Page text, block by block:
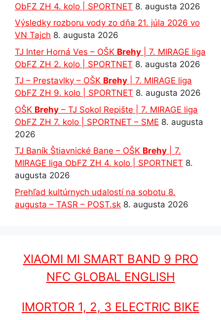
ObFZ ZH 4. kolo | SPORTNET 8. augusta 2026
Výsledky rozboru vody zo dňa 21. júla 2026 vo
VN Tajch 8. augusta 2026
TJ Inter Horná Ves – OŠK Brehy | 7. MIRAGE liga
ObFZ ZH 2. kolo | SPORTNET 8. augusta 2026
TJ – Prestavlky – OŠK Brehy | 7. MIRAGE liga
ObFZ ZH 9. kolo | SPORTNET 8. augusta 2026
OŠK Brehy – TJ Sokol Repište | 7. MIRAGE liga
ObFZ ZH 7. kolo | SPORTNET – SME 8. augusta
2026
TJ Baník Štiavnické Bane – OŠK Brehy | 7.
MIRAGE liga ObFZ ZH 4. kolo | SPORTNET 8.
augusta 2026
Prehľad kultúrnych udalostí na sobotu 8.
augusta – TASR – POST.sk 8. augusta 2026
XIAOMI MI SMART BAND 9 PRO
NFC GLOBAL ENGLISH
IMORTOR 1, 2, 3 ELECTRIC BIKE